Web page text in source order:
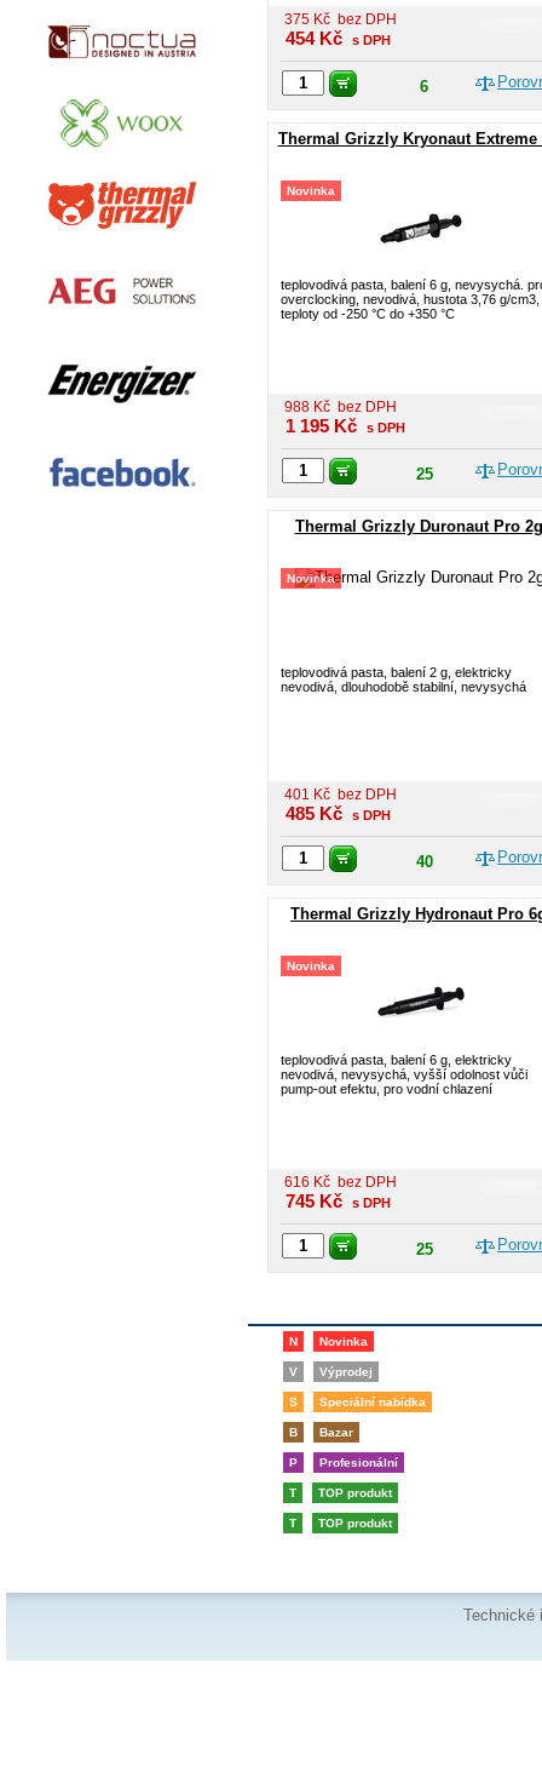
375 Kč bez DPH
454 Kč s DPH
6
Thermal Grizzly Kryonaut Extreme
teplovodivá pasta, balení 6 g, nevysychá.
overclocking, nevodivá, hustota 3,76 g/cm3,
teploty od -250 °C do +350 °C
988 Kč bez DPH
1 195 Kč s DPH
25
Novinka
Thermal Grizzly Duronaut Pro 2g
teplovodivá pasta, balení 2 g, elektricky
nevodivá, dlouhodobě stabilní, nevysychá
401 Kč bez DPH
485 Kč s DPH
40
Novinka
Thermal Grizzly Hydronaut Pro
teplovodivá pasta, balení 6 g, elektricky
nevodivá, nevysychá, vyšší odolnost vůči
pump-out efektu, pro vodní chlazení
616 Kč bez DPH
745 Kč s DPH
25
Novinka
N Novinka
V Výprodej
S Speciální nabídka
B Bazar
P Profesionální
T TOP produkt
T TOP produkt